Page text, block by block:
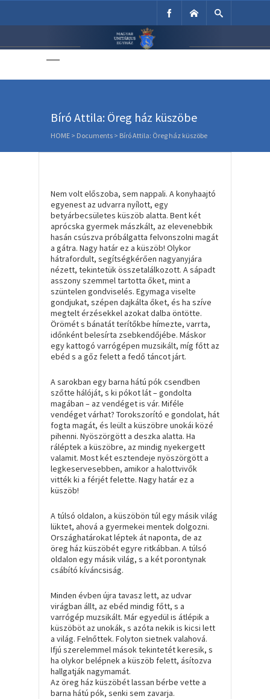
Unitárius Egyház
Bíró Attila: Öreg ház küszöbe
HOME > Documents > Bíró Attila: Öreg ház küszöbe
Nem volt előszoba, sem nappali. A konyhaajtó
egyenest az udvarra nyílott, egy
betyárbecsületes küszöb alatta. Bent két
aprócska gyermek mászkált, az elevenebbik
hasán csúszva próbálgatta felvonszolni magát
a gátra. Nagy határ ez a küszöb! Olykor
hátrafordult, segítségkérően nagyanyjára
nézett, tekintetük összetalálkozott. A sápadt
asszony szemmel tartotta őket, mint a
szüntelen gondviselés. Egymaga viselte
gondjukat, szépen dajkálta őket, és ha szíve
megtelt érzésekkel azokat dalba öntötte.
Örömét s bánatát terítőkbe hímezte, varrta,
időnként belesírta zsebkendőjébe. Máskor
egy kattogó varrógépen muzsikált, míg főtt az
ebéd s a gőz felett a fedő táncot járt.
A sarokban egy barna hátú pók csendben
szőtte hálóját, s ki pókot lát – gondolta
magában – az vendéget is vár. Miféle
vendéget várhat? Torokszorító e gondolat, hát
fogta magát, és leült a küszöbre unokái közé
pihenni. Nyöszörgött a deszka alatta. Ha
ráléptek a küszöbre, az mindig nyekergett
valamit. Most két esztendeje nyöszörgött a
legkeservesebben, amikor a halottvivők
vitték ki a férjét felette. Nagy határ ez a
küszöb!
A túlsó oldalon, a küszöbön túl egy másik világ
lüktet, ahová a gyermekei mentek dolgozni.
Országhatárokat léptek át naponta, de az
öreg ház küszöbét egyre ritkábban. A túlsó
oldalon egy másik világ, s a két porontynak
csábító kíváncsiság.
Minden évben újra tavasz lett, az udvar
virágban állt, az ebéd mindig főtt, s a
varrógép muzsikált. Már egyedül is átlépik a
küszöböt az unokák, s azóta nekik is kicsi lett
a világ. Felnőttek. Folyton sietnek valahová.
Ifjú szerelemmel mások tekintetét keresik, s
ha olykor belépnek a küszöb felett, ásítozva
hallgatják nagymamát.
Az öreg ház küszöbét lassan bérbe vette a
barna hátú pók, senki sem zavarja.